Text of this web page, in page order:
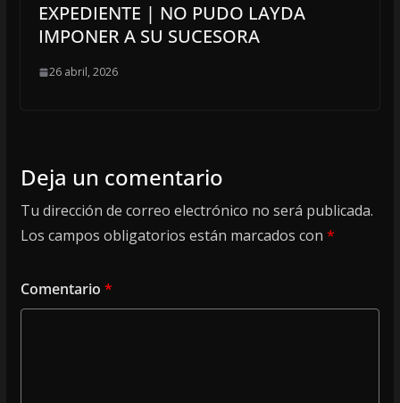
EXPEDIENTE | NO PUDO LAYDA
IMPONER A SU SUCESORA
26 abril, 2026
Deja un comentario
Tu dirección de correo electrónico no será publicada.
Los campos obligatorios están marcados con *
Comentario *